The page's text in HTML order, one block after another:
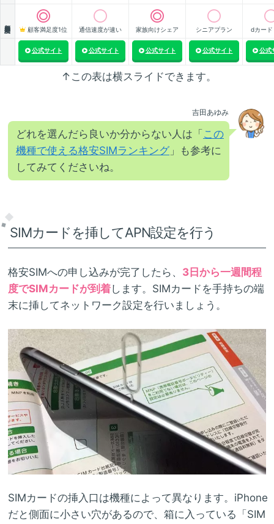
顧客満足度1位 通信速度が速い 家族向けシェア シニアプラン dカード
公式サイト 公式サイト 公式サイト 公式サイト 公式
↑この表は横スライドできます。
吉田あゆみ
どれを選んだら良いか分からない人は「 この
機種で使える格安SIMランキング 」も参考に
してみてくださいね。
SIMカードを挿してAPN設定を行う
格安SIMへの申し込みが完了したら、 3日から一週間程
度でSIMカードが到着します。SIMカードを手持ちの端
末に挿してネットワーク設定を行いましょう。
SIMカードの挿入口は機種によって異なります。iPhone
だと側面に小さい穴があるので、箱に入っている「SIM